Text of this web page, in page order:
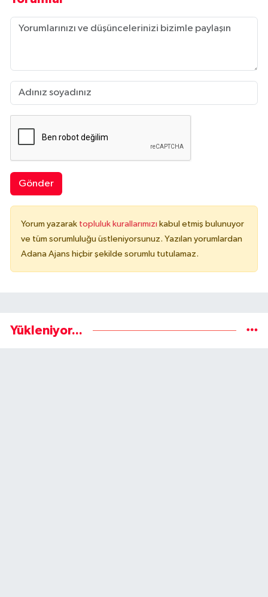
Gönder
Yorum yazarak topluluk kurallarımızı kabul etmiş bulunuyor
ve tüm sorumluluğu üstleniyorsunuz. Yazılan yorumlardan
Adana Ajans hiçbir şekilde sorumlu tutulamaz.
Yükleniyor...